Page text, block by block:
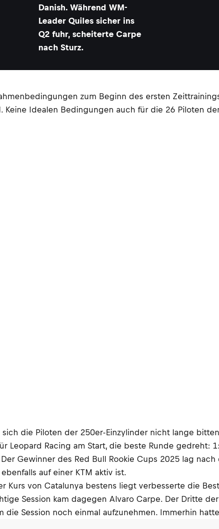
Danish. Während WM-
Leader Quiles sicher ins
Q2 fuhr, scheiterte Carpe
nach Sturz.
zum Beginn des ersten
Keine Idealen Bedingungen auch für die 26 Piloten
die Piloten der 250er-Einzylinder nicht lange
Leopard Racing am Start, die beste Runde gedreht:
Gewinner des Red Bull Rookie Cups 2025 lag
auf einer KTM aktiv ist.
Kurs von Catalunya bestens liegt verbesserte die
Session kam dagegen Alvaro Carpe. Der Dritte
Session noch einmal aufzunehmen. Immerhin